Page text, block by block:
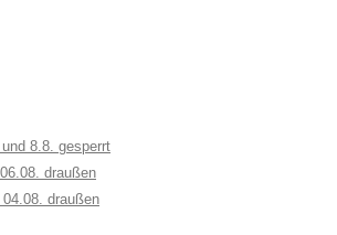
8.8. gesperrt
draußen
draußen